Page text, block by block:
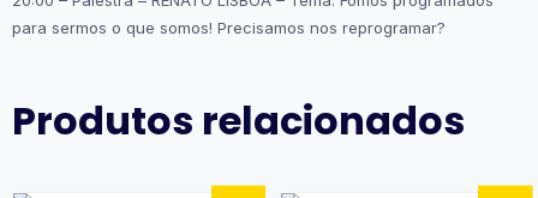
para sermos o que somos! Precisamos nos reprogramar?
Produtos relacionados